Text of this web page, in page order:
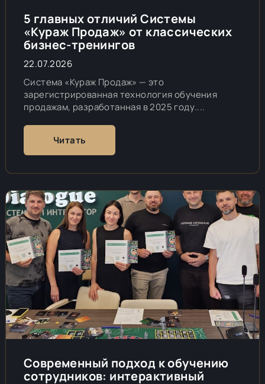
5 главных отличий Системы
«Кураж Продаж» от классических
бизнес-тренингов
22.07.2026
Система «Кураж Продаж» — это
зарегистрированная технология обучения
продажам, разработанная в 2025 году....
Читать
Современный подход к обучению
сотрудников: интерактивный